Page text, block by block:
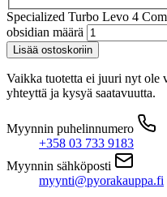
Specialized Turbo Levo 4
obsidian määrä
Lisää ostoskoriin
Vaikka tuotetta ei juuri nyt ole
yhteyttä ja kysyä saatavuutta.
Myynnin puhelinnumero
+358 03 733 9183
Myynnin sähköposti
myynti@pyorakauppa.fi